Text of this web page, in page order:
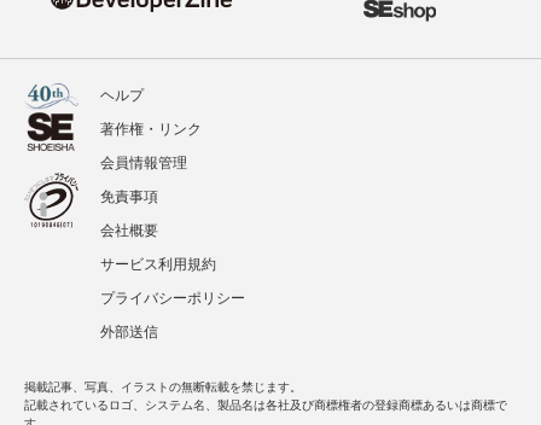
ヘルプ
著作権・リンク
会員情報管理
免責事項
会社概要
サービス利用規約
プライバシーポリシー
外部送信
掲載記事、写真、イラストの無断転載を禁じます。
記載されているロゴ、システム名、製品名は各社及び商標権者の登録商標あるいは商標で